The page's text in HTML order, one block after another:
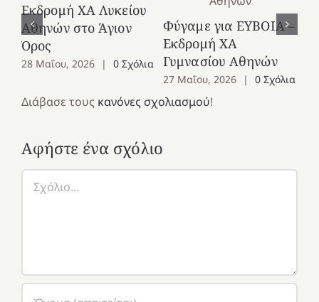
Εκδρομή ΧΑ Λυκείου
Αθηνών στο Άγιον
Όρος
28 Μαΐου, 2026 | 0 Σχόλια
Φύγαμε για ΕΥΒΟΙΑ –
Εκδρομή ΧΑ
Γυμνασίου Αθηνών
27 Μαΐου, 2026 | 0 Σχόλια
Διάβασε τους κανόνες σχολιασμού!
Αφήστε ένα σχόλιο